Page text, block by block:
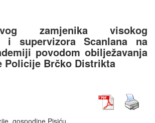
zamjenika visokog
i supervizora Scanlana na
povodom obilježavanja
Policije Brčko Distrikta
gospodine Pisiću,